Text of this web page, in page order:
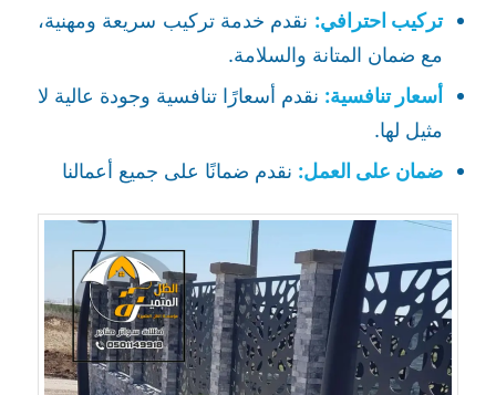
تركيب احترافي: نقدم خدمة تركيب سريعة ومهنية،
مع ضمان المتانة والسلامة.
أسعار تنافسية: نقدم أسعارًا تنافسية وجودة عالية لا
مثيل لها.
ضمان على العمل: نقدم ضمانًا على جميع أعمالنا